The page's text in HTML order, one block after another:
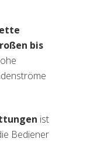
bis
ist
Bediener